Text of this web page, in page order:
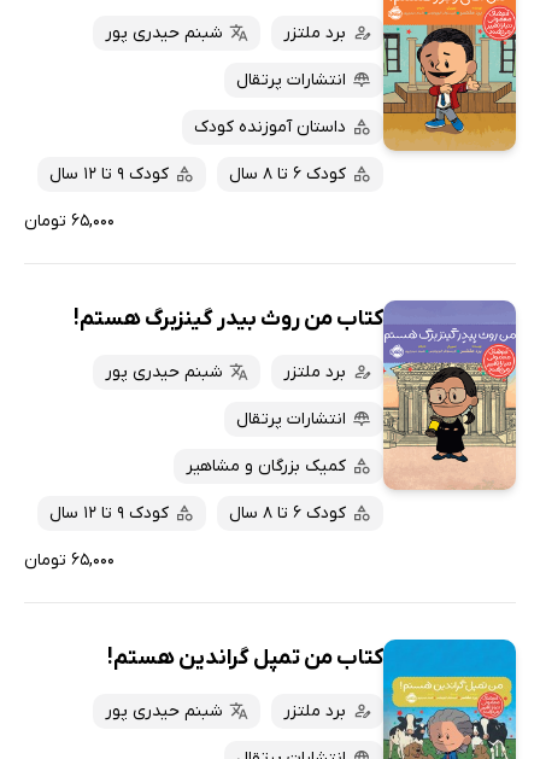
برد ملتزر شبنم حیدری پور
انتشارات پرتقال
داستان آموزنده کودک
کودک 6 تا 8 سال کودک 9 تا 12 سال
۶۵,۰۰۰ تومان
کتاب من روث بیدر گینزبرگ هستم‌!
برد ملتزر شبنم حیدری پور
انتشارات پرتقال
کمیک بزرگان و مشاهیر
کودک 6 تا 8 سال کودک 9 تا 12 سال
۶۵,۰۰۰ تومان
کتاب من تمپل گراندین هستم!
برد ملتزر شبنم حیدری پور